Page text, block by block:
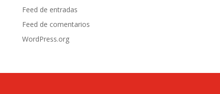
Feed de entradas
Feed de comentarios
WordPress.org